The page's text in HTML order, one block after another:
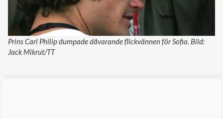
Prins Carl Philip dumpade dåvarande flickvännen för Sofia. Bild:
Jack Mikrut/TT